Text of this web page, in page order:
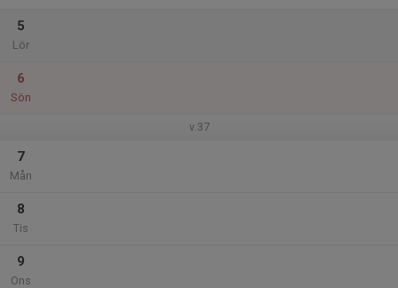
5
Lör
6
Sön
v.37
7
Mån
8
Tis
9
Ons